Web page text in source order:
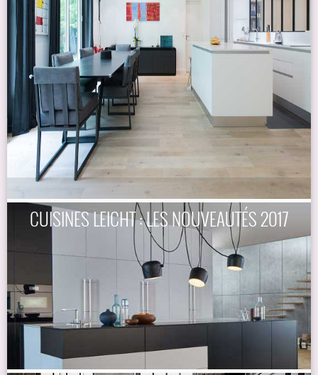
CUISINES LEICHT : LES NOUVEAUTÉS 2017